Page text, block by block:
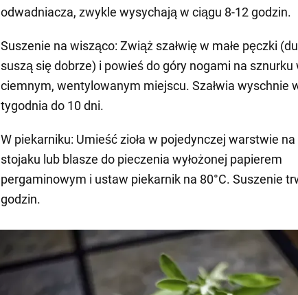
odwadniacza, zwykle wysychają w ciągu 8-12 godzin.
Suszenie na wisząco: Zwiąż szałwię w małe pęczki
suszą się dobrze) i powieś do góry nogami na sznurku
ciemnym, wentylowanym miejscu. Szałwia wyschnie
tygodnia do 10 dni.
W piekarniku: Umieść zioła w pojedynczej warstwie
stojaku lub blasze do pieczenia wyłożonej papierem
pergaminowym i ustaw piekarnik na 80°C. Suszenie
godzin.